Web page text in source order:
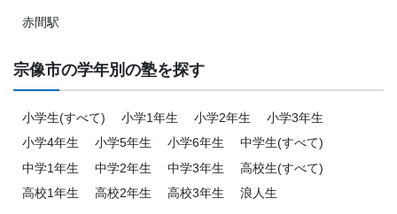
赤間駅
宗像市の学年別の塾を探す
小学生(すべて) 小学1年生 小学2年生
小学3年生
小学4年生
小学5年生 小学6年生
中学生(すべて)
中学1年生
中学2年生 中学3年生
高校生(すべて)
高校1年生
高校2年生 高校3年生 浪人生